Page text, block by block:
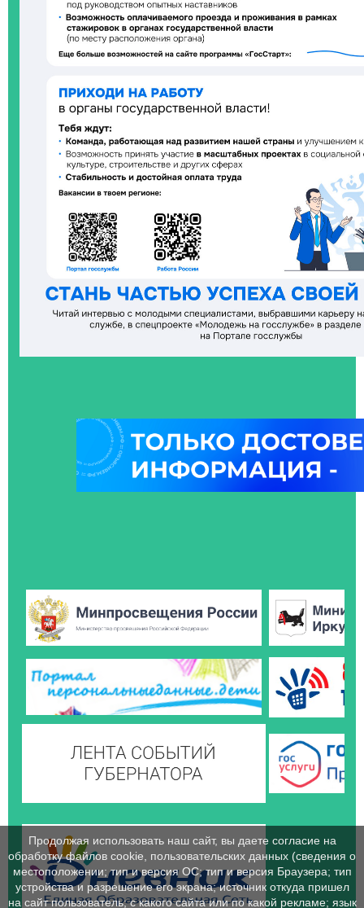
Продолжая использовать наш сайт, вы даете согласие на
обработку файлов cookie, пользовательских данных (сведения о
местоположении; тип и версия ОС; тип и версия Браузера; тип
устройства и разрешение его экрана; источник откуда пришел
на сайт пользователь; с какого сайта или по какой рекламе; язык